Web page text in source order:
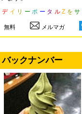
デ イ リ ー ポ ー タ ル Z を サ
無料 メルマガ
バックナンバー